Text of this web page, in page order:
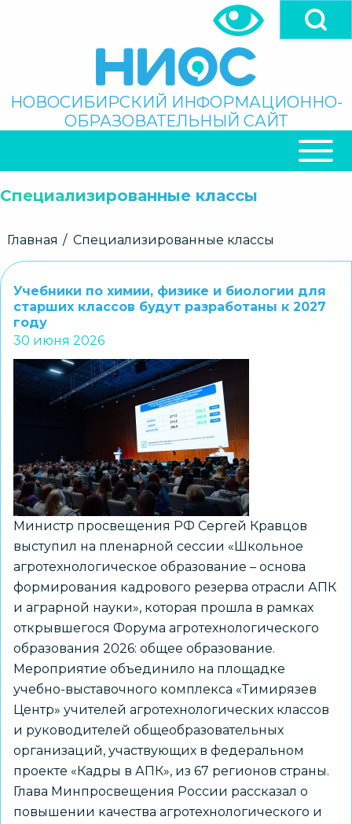
Поиск
НОВОСИБИРСКИЙ ИНФОРМАЦИОННО-
ОБРАЗОВАТЕЛЬНЫЙ САЙТ
НАВИГАЦИЯ
Специализированные классы
Строка
Главная Специализированные классы
Учебники по химии, физике и биологии для
старших классов будут разработаны к 2027
году
30 июня 2026
Министр просвещения РФ Сергей Кравцов
выступил на пленарной сессии «Школьное
агротехнологическое образование – основа
формирования кадрового резерва отрасли АПК
и аграрной науки», которая прошла в рамках
открывшегося Форума агротехнологического
образования 2026: общее образование.
Мероприятие объединило на площадке
учебно-выставочного комплекса «Тимирязев
Центр» учителей агротехнологических классов
и руководителей общеобразовательных
организаций, участвующих в федеральном
проекте «Кадры в АПК», из 67 регионов страны.
Глава Минпросвещения России рассказал о
повышении качества агротехнологического и